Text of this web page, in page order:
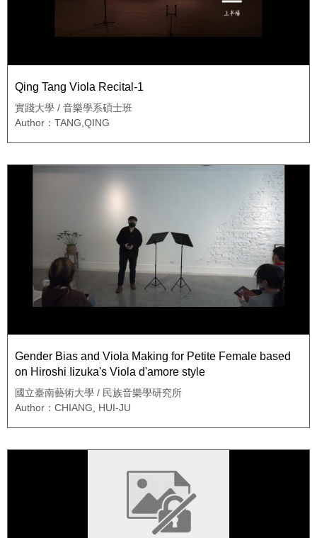
Qing Tang Viola Recital-1
實踐大學 / 音樂學系碩士班
Author：TANG,QING
Gender Bias and Viola Making for Petite Female based
on Hiroshi Iizuka's Viola d'amore style
國立臺南藝術大學 / 民族音樂學研究所
Author：CHIANG, HUI-JU